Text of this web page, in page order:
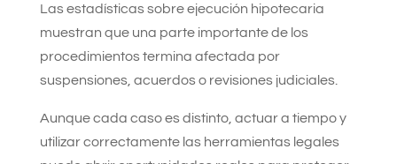
Las estadísticas sobre ejecución hipotecaria
muestran que una parte importante de los
procedimientos termina afectada por
suspensiones, acuerdos o revisiones judiciales.
Aunque cada caso es distinto, actuar a tiempo y
utilizar correctamente las herramientas legales